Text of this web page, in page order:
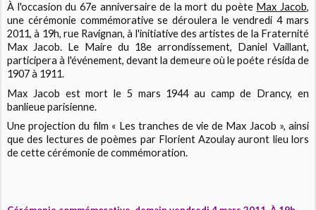
À l'occasion du 67e anniversaire de la mort du poète Max Jacob,
une cérémonie commémorative se déroulera le vendredi 4 mars
2011, à 19h, rue Ravignan, à l'initiative des artistes de la Fraternité
Max Jacob. Le Maire du 18e arrondissement, Daniel Vaillant,
participera à l'événement, devant la demeure où le poéte résida de
1907 à 1911.
Max Jacob est mort le 5 mars 1944 au camp de Drancy, en
banlieue parisienne.
Une projection du film « Les tranches de vie de Max Jacob », ainsi
que des lectures de poèmes par Florient Azoulay auront lieu lors
de cette cérémonie de commémoration.